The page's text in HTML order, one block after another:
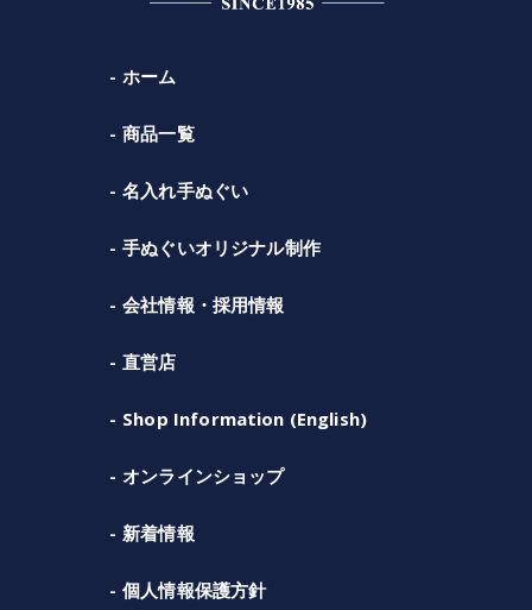
ホーム
商品一覧
名入れ手ぬぐい
手ぬぐいオリジナル制作
会社情報・採用情報
直営店
Shop Information (English)
オンラインショップ
新着情報
個人情報保護方針